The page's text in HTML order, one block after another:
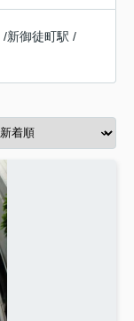
/新御徒町駅 /